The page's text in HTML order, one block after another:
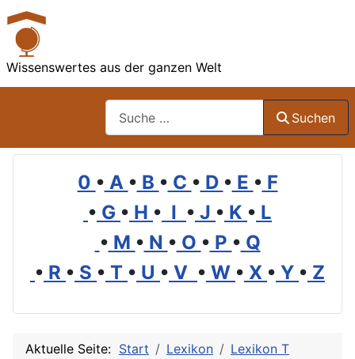
Wissenswertes aus der ganzen Welt
Suchen
0 • A • B • C • D • E • F
• G • H • I • J • K • L
• M • N • O • P • Q
• R • S • T • U • V • W • X • Y • Z
Aktuelle Seite: Start Lexikon
Lexikon T